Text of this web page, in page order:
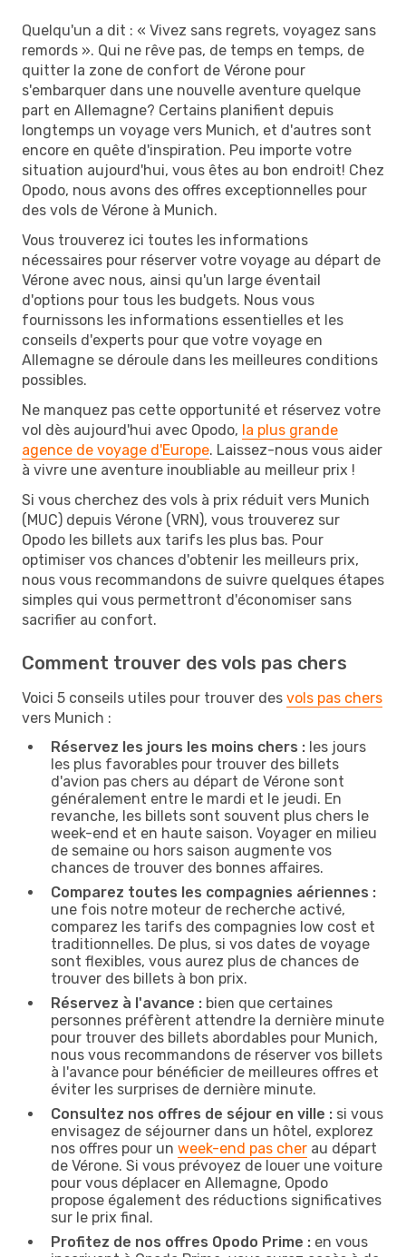
Quelqu'un a dit : « Vivez sans regrets, voyagez sans
remords ». Qui ne rêve pas, de temps en temps, de
quitter la zone de confort de Vérone pour
s'embarquer dans une nouvelle aventure quelque
part en Allemagne? Certains planifient depuis
longtemps un voyage vers Munich, et d'autres sont
encore en quête d'inspiration. Peu importe votre
situation aujourd'hui, vous êtes au bon endroit! Chez
Opodo, nous avons des offres exceptionnelles pour
des vols de Vérone à Munich.
Vous trouverez ici toutes les informations
nécessaires pour réserver votre voyage au départ de
Vérone avec nous, ainsi qu'un large éventail
d'options pour tous les budgets. Nous vous
fournissons les informations essentielles et les
conseils d'experts pour que votre voyage en
Allemagne se déroule dans les meilleures conditions
possibles.
Ne manquez pas cette opportunité et réservez votre
vol dès aujourd'hui avec Opodo, la plus grande
agence de voyage d'Europe. Laissez-nous vous aider
à vivre une aventure inoubliable au meilleur prix !
Si vous cherchez des vols à prix réduit vers Munich
(MUC) depuis Vérone (VRN), vous trouverez sur
Opodo les billets aux tarifs les plus bas. Pour
optimiser vos chances d'obtenir les meilleurs prix,
nous vous recommandons de suivre quelques étapes
simples qui vous permettront d'économiser sans
sacrifier au confort.
Comment trouver des vols pas chers
Voici 5 conseils utiles pour trouver des vols pas chers
vers Munich :
Réservez les jours les moins chers : les jours
les plus favorables pour trouver des billets
d'avion pas chers au départ de Vérone sont
généralement entre le mardi et le jeudi. En
revanche, les billets sont souvent plus chers le
week-end et en haute saison. Voyager en milieu
de semaine ou hors saison augmente vos
chances de trouver des bonnes affaires.
Comparez toutes les compagnies aériennes :
une fois notre moteur de recherche activé,
comparez les tarifs des compagnies low cost et
traditionnelles. De plus, si vos dates de voyage
sont flexibles, vous aurez plus de chances de
trouver des billets à bon prix.
Réservez à l'avance : bien que certaines
personnes préfèrent attendre la dernière minute
pour trouver des billets abordables pour Munich,
nous vous recommandons de réserver vos billets
à l'avance pour bénéficier de meilleures offres et
éviter les surprises de dernière minute.
Consultez nos offres de séjour en ville : si vous
envisagez de séjourner dans un hôtel, explorez
nos offres pour un week-end pas cher au départ
de Vérone. Si vous prévoyez de louer une voiture
pour vous déplacer en Allemagne, Opodo
propose également des réductions significatives
sur le prix final.
Profitez de nos offres Opodo Prime : en vous